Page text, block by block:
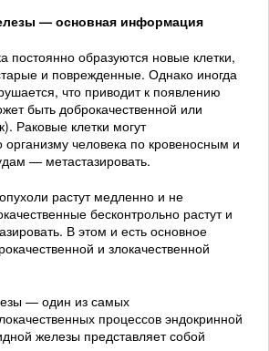
— основная информация
постоянно образуются новые клетки,
и поврежденные. Однако иногда
что приводит к появлению
быть доброкачественной или
Раковые клетки могут
организму человека по кровеносным и
— метастазировать.
растут медленно и не
бесконтрольно растут и
В этом и есть основное
и злокачественной
— один из самых
процессов эндокринной
железы представляет собой